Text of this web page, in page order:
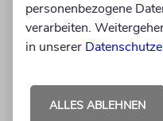
personenbezogene
verarbeiten.
in unserer
ALLES ABLEHNEN